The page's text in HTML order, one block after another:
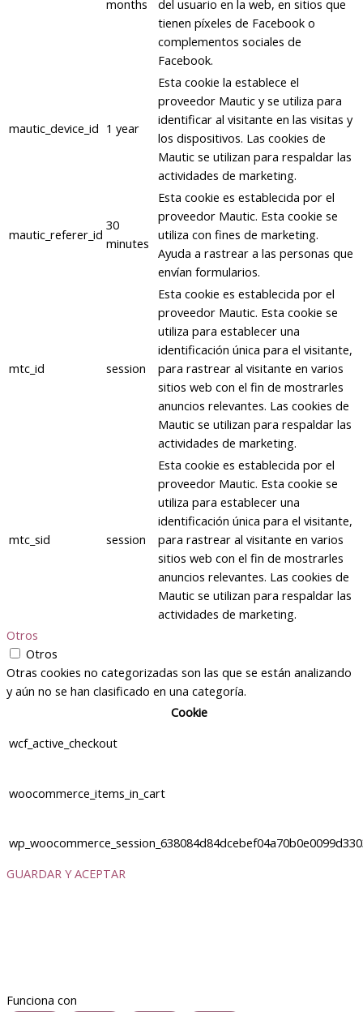
months
del usuario en la web, en sitios que
tienen píxeles de Facebook o
complementos sociales de
Facebook.
mautic_device_id 1 year
Esta cookie la establece el
proveedor Mautic y se utiliza para
identificar al visitante en las visitas y
los dispositivos. Las cookies de
Mautic se utilizan para respaldar las
actividades de marketing.
mautic_referer_id
30
minutes
Esta cookie es establecida por el
proveedor Mautic. Esta cookie se
utiliza con fines de marketing.
Ayuda a rastrear a las personas que
envían formularios.
mtc_id session
Esta cookie es establecida por el
proveedor Mautic. Esta cookie se
utiliza para establecer una
identificación única para el visitante,
para rastrear al visitante en varios
sitios web con el fin de mostrarles
anuncios relevantes. Las cookies de
Mautic se utilizan para respaldar las
actividades de marketing.
mtc_sid session
Esta cookie es establecida por el
proveedor Mautic. Esta cookie se
utiliza para establecer una
identificación única para el visitante,
para rastrear al visitante en varios
sitios web con el fin de mostrarles
anuncios relevantes. Las cookies de
Mautic se utilizan para respaldar las
actividades de marketing.
Otros
Otros
Otras cookies no categorizadas son las que se están analizando
y aún no se han clasificado en una categoría.
Cookie
wcf_active_checkout
woocommerce_items_in_cart
GUARDAR Y ACEPTAR
Funciona con